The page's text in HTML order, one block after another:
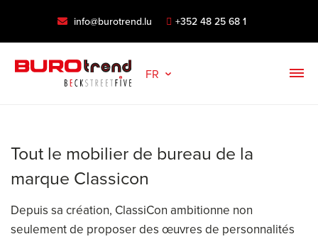
info@burotrend.lu +352 48 25 68 1
FR
Tout le mobilier de bureau de la
marque Classicon
Depuis sa création, ClassiCon ambitionne non
seulement de proposer des œuvres de personnalités